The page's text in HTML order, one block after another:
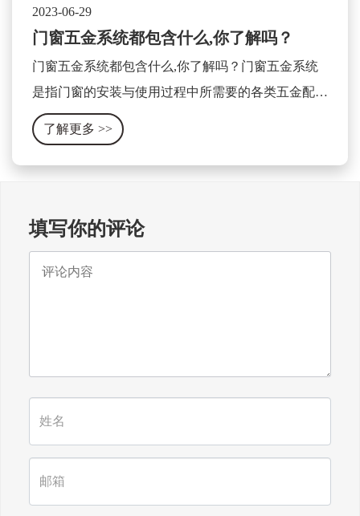
2023-06-29
门窗五金系统都包含什么,你了解吗？
门窗五金系统都包含什么,你了解吗？门窗五金系统
是指门窗的安装与使用过程中所需要的各类五金配件
及相关设备的集合体。它包含了门窗的开关、锁具、
合页、滑轨、拉手、密封条等各种零部件。
了解更多 >>
填写你的评论